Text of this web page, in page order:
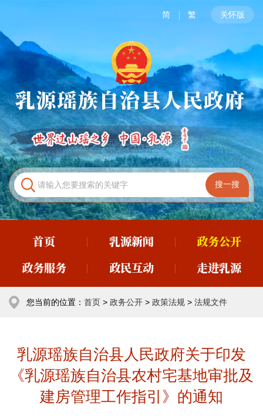
简 繁 关怀版
首页 乳源新闻
政务公开
政务服务
政民互动 走进乳源
您当前的位置： 首页 > 政务公开 > 政策法规 > 法规文件
乳源瑶族自治县人民政府关于印发
《乳源瑶族自治县农村宅基地审批及
建房管理工作指引》的通知